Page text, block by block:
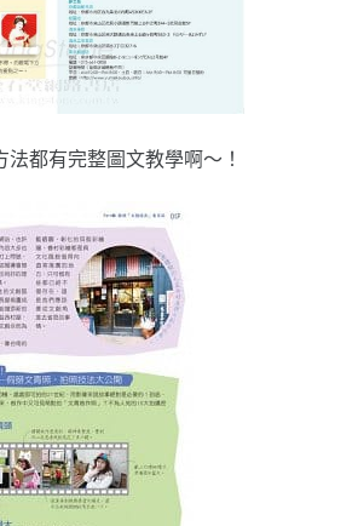
都有完整圖文教學啊～！